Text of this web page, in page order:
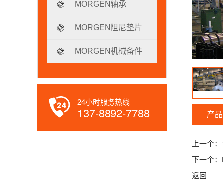
MORGEN轴承
MORGEN阻尼垫片
MORGEN机械备件
24小时服务热线
137-8892-7788 产
上一个：
下一个：
返回